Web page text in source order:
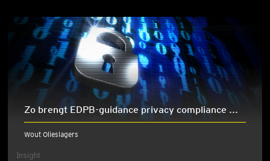
Zo brengt EDPB-guidance privacy compliance ...
Wout Olieslagers
Insight